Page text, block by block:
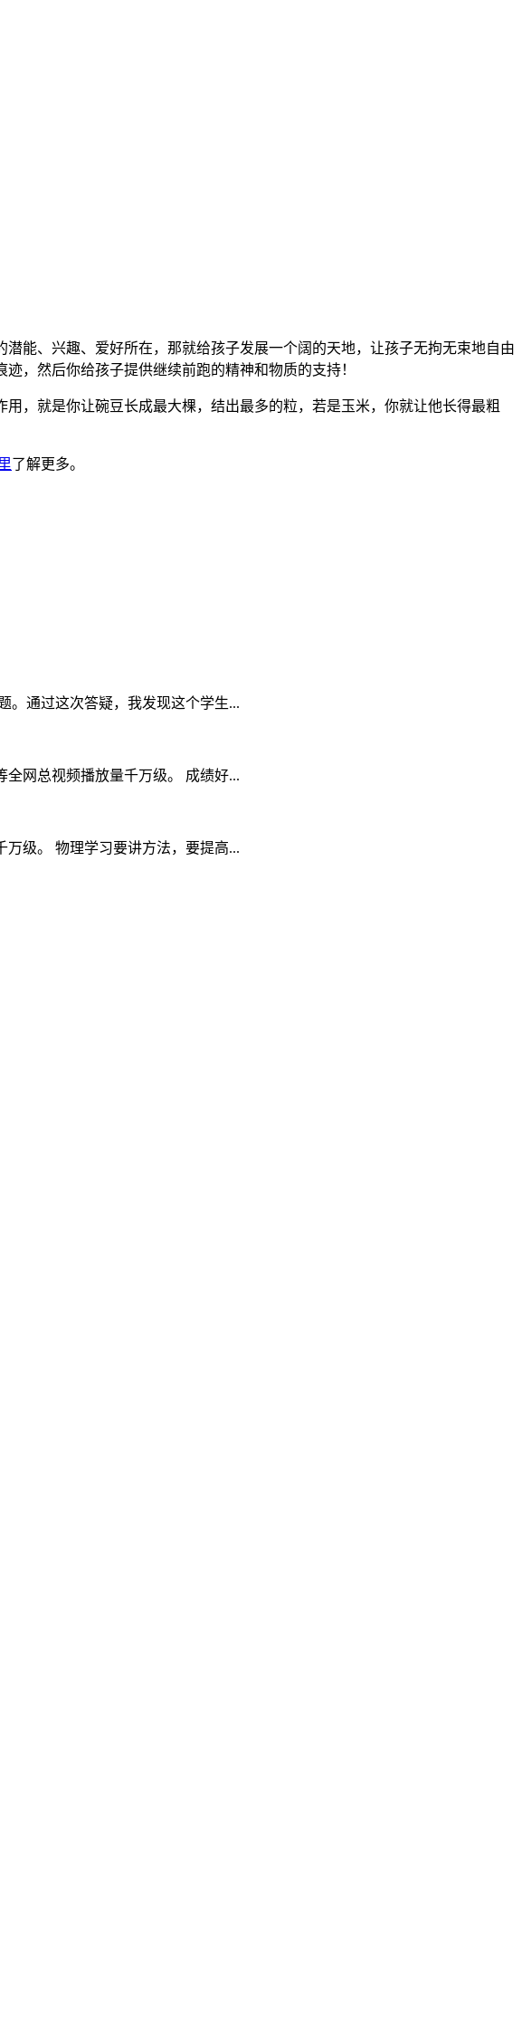
能、兴趣、爱好所在，那就给孩子发展一个阔的天地，让孩子无拘无束地自由
，然后你给孩子提供继续前跑的精神和物质的支持！
，就是你让碗豆长成最大棵，结出最多的粒，若是玉米，你就让他长得最粗
了解更多。
。通过这次答疑，我发现这个学生...
网总视频播放量千万级。 成绩好...
级。 物理学习要讲方法，要提高...